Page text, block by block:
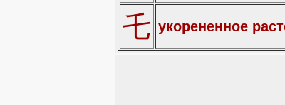
乇 укорененное